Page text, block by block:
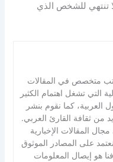
تنتهي للشخص الذي
متخصص في المقالات
التي تشغل اهتمام الكثير
كما نقوم بنشر
من ثقافة القارئ العربي.
المقالات الإخبارية
على المصادر الموثوق
هو إيصال المعلومات